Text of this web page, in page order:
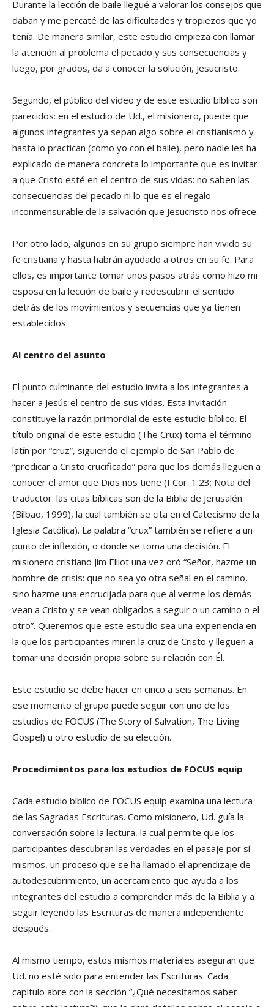
Durante la lección de baile llegué a valorar los consejos que
daban y me percaté de las dificultades y tropiezos que yo
tenía. De manera similar, este estudio empieza con llamar
la atención al problema el pecado y sus consecuencias y
luego, por grados, da a conocer la solución, Jesucristo.
Segundo, el público del video y de este estudio bíblico son
parecidos: en el estudio de Ud., el misionero, puede que
algunos integrantes ya sepan algo sobre el cristianismo y
hasta lo practican (como yo con el baile), pero nadie les ha
explicado de manera concreta lo importante que es invitar
a que Cristo esté en el centro de sus vidas: no saben las
consecuencias del pecado ni lo que es el regalo
inconmensurable de la salvación que Jesucristo nos ofrece.
Por otro lado, algunos en su grupo siempre han vivido su
fe cristiana y hasta habrán ayudado a otros en su fe. Para
ellos, es importante tomar unos pasos atrás como hizo mi
esposa en la lección de baile y redescubrir el sentido
detrás de los movimientos y secuencias que ya tienen
establecidos.
Al centro del asunto
El punto culminante del estudio invita a los integrantes a
hacer a Jesús el centro de sus vidas. Esta invitación
constituye la razón primordial de este estudio bíblico. El
título original de este estudio (The Crux) toma el término
latín por “cruz”, siguiendo el ejemplo de San Pablo de
“predicar a Cristo crucificado” para que los demás lleguen a
conocer el amor que Dios nos tiene (I Cor. 1:23; Nota del
traductor: las citas bíblicas son de la Biblia de Jerusalén
(Bilbao, 1999), la cual también se cita en el Catecismo de la
Iglesia Católica). La palabra “crux” también se refiere a un
punto de inflexión, o donde se toma una decisión. El
misionero cristiano Jim Elliot una vez oró “Señor, hazme un
hombre de crisis: que no sea yo otra señal en el camino,
sino hazme una encrucijada para que al verme los demás
vean a Cristo y se vean obligados a seguir o un camino o el
otro”. Queremos que este estudio sea una experiencia en
la que los participantes miren la cruz de Cristo y lleguen a
tomar una decisión propia sobre su relación con Él.
Este estudio se debe hacer en cinco a seis semanas. En
ese momento el grupo puede seguir con uno de los
estudios de FOCUS (The Story of Salvation, The Living
Gospel) u otro estudio de su elección.
Procedimientos para los estudios de FOCUS equip
Cada estudio bíblico de FOCUS equip examina una lectura
de las Sagradas Escrituras. Como misionero, Ud. guía la
conversación sobre la lectura, la cual permite que los
participantes descubran las verdades en el pasaje por sí
mismos, un proceso que se ha llamado el aprendizaje de
autodescubrimiento, un acercamiento que ayuda a los
integrantes del estudio a comprender más de la Biblia y a
seguir leyendo las Escrituras de manera independiente
después.
Al mismo tiempo, estos mismos materiales aseguran que
Ud. no esté solo para entender las Escrituras. Cada
capítulo abre con la sección “¿Qué necesitamos saber